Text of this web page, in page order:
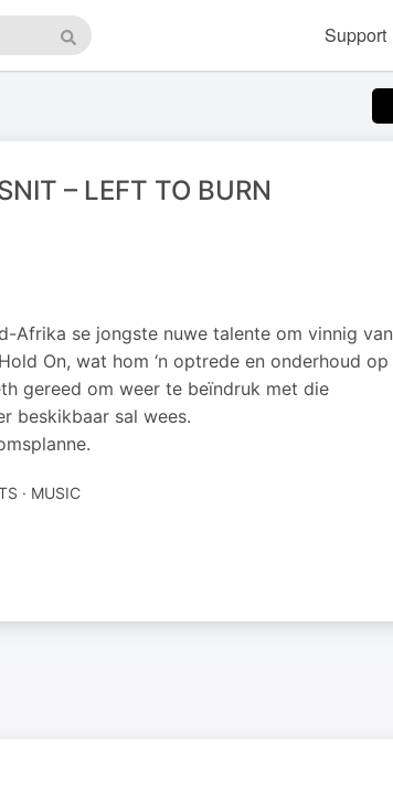
Search
Support
– LEFT TO BURN
Afrika se jongste nuwe talente om vinnig van
On, wat hom ‘n optrede en onderhoud op
gereed om weer te beïndruk met die
beskikbaar sal wees.
· MUSIC